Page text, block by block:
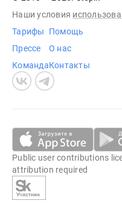
Наши условия
Тарифы
Прессе
Команда
Помощь
О нас
Контакты
Public user contributions
attribution required